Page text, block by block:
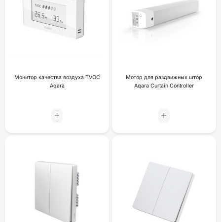
Монитор качества воздуха TVOC
Aqara
Мотор для раздвижных штор
Aqara Curtain Controller